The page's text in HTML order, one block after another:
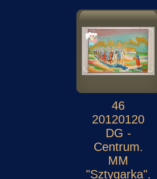
46
20120120
DG -
Centrum.
MM
"Sztygarka".